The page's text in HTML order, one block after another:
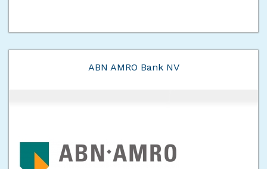
ABN AMRO Bank NV